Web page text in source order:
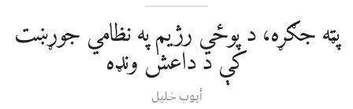
پټه جګړه، د پوځي رژیم په نظامي جوړښت
کې د داعش ونډه
أیوب خلیل